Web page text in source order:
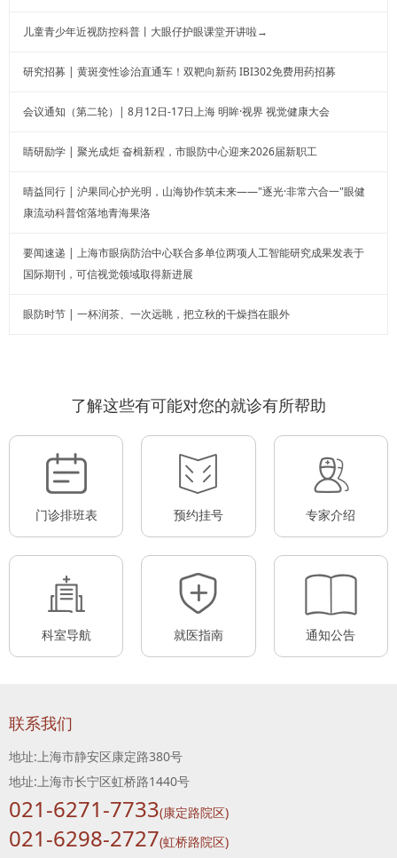
儿童青少年近视防控科普丨大眼仔护眼课堂开讲啦→
研究招募 | 黄斑变性诊治直通车！双靶向新药 IBI302免费用药招募
会议通知（第二轮）| 8月12日-17日上海 明眸·视界 视觉健康大会
睛研励学 | 聚光成炬 奋楫新程，市眼防中心迎来2026届新职工
晴益同行 | 沪果同心护光明，山海协作筑未来——"逐光·非常六合一"眼健
康流动科普馆落地青海果洛
要闻速递 | 上海市眼病防治中心联合多单位两项人工智能研究成果发表于
国际期刊，可信视觉领域取得新进展
眼防时节 | 一杯润茶、一次远眺，把立秋的干燥挡在眼外
了解这些有可能对您的就诊有所帮助
门诊排班表 预约挂号 专家介绍
科室导航 就医指南 通知公告
联系我们
地址:上海市静安区康定路380号
地址:上海市长宁区虹桥路1440号
021-6271-7733(康定路院区)
021-6298-2727(虹桥路院区)